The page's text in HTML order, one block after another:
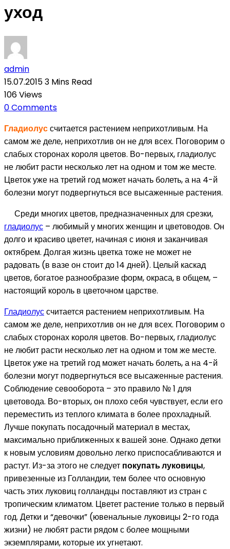
уход
admin
15.07.20153 Mins Read
106Views
0Comments
Гладиолуссчитается растением неприхотливым. На
самом же деле, неприхотлив он не для всех. Поговорим о
слабых сторонах короля цветов. Во-первых, гладиолус
не любит расти несколько лет на одном и том же месте.
Цветок уже на третий год может начать болеть, а на 4-й
болезни могут подвергнуться все высаженные растения.
Среди многих цветов, предназначенных для срезки,
гладиолус – любимый у многих женщин и цветоводов. Он
долго и красиво цветет, начиная с июня и заканчивая
октябрем. Долгая жизнь цветка тоже не может не
радовать (в вазе он стоит до 14 дней). Целый каскад
цветов, богатое разнообразие форм, окраса, в общем, –
настоящий король в цветочном царстве.
Гладиолуссчитается растением неприхотливым. На
самом же деле, неприхотлив он не для всех. Поговорим о
слабых сторонах короля цветов. Во-первых, гладиолус
не любит расти несколько лет на одном и том же месте.
Цветок уже на третий год может начать болеть, а на 4-й
болезни могут подвергнуться все высаженные растения.
Соблюдение севооборота – это правило № 1 для
цветовода. Во-вторых, он плохо себя чувствует, если его
переместить из теплого климата в более прохладный.
Лучше покупать посадочный материал в местах,
максимально приближенных к вашей зоне. Однако детки
к новым условиям довольно легко приспосабливаются и
растут. Из-за этого не следует покупать луковицы,
привезенные из Голландии, тем более что основную
часть этих луковиц голландцы поставляют из стран с
тропическим климатом. Цветет растение только в первый
год. Детки и “девочки” (ювенальные луковицы 2-го года
жизни) не любят расти рядом с более мощными
экземплярами, которые их угнетают.